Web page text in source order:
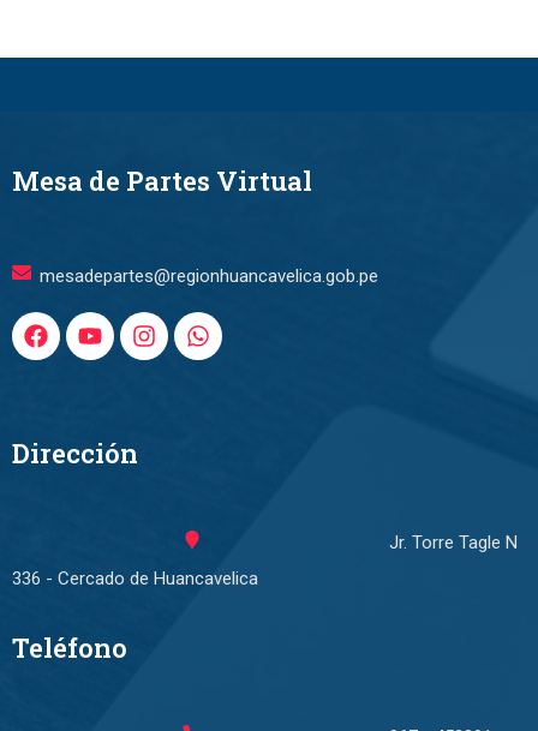
Mesa de Partes Virtual
mesadepartes@regionhuancavelica.gob.pe
Dirección
Jr. Torre Tagle N
336 - Cercado de Huancavelica
Teléfono